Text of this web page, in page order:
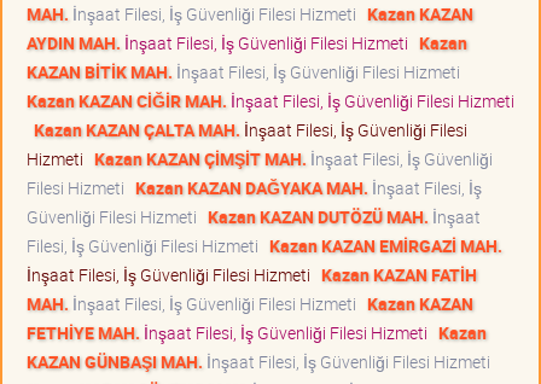
MAH. İnşaat Filesi, İş Güvenliği Filesi Hizmeti Kazan KAZAN
AYDIN MAH. İnşaat Filesi, İş Güvenliği Filesi Hizmeti Kazan
KAZAN BİTİK MAH. İnşaat Filesi, İş Güvenliği Filesi Hizmeti
Kazan KAZAN CİĞİR MAH. İnşaat Filesi, İş Güvenliği Filesi Hizmeti
Kazan KAZAN ÇALTA MAH. İnşaat Filesi, İş Güvenliği Filesi
Hizmeti Kazan KAZAN ÇİMŞİT MAH. İnşaat Filesi, İş Güvenliği
Filesi Hizmeti Kazan KAZAN DAĞYAKA MAH. İnşaat Filesi, İş
Güvenliği Filesi Hizmeti Kazan KAZAN DUTÖZÜ MAH. İnşaat
Filesi, İş Güvenliği Filesi Hizmeti Kazan KAZAN EMİRGAZİ MAH.
İnşaat Filesi, İş Güvenliği Filesi Hizmeti Kazan KAZAN FATİH
MAH. İnşaat Filesi, İş Güvenliği Filesi Hizmeti Kazan KAZAN
FETHİYE MAH. İnşaat Filesi, İş Güvenliği Filesi Hizmeti Kazan
KAZAN GÜNBAŞI MAH. İnşaat Filesi, İş Güvenliği Filesi Hizmeti